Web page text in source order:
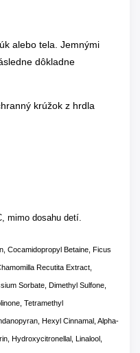
alebo tela. Jemnými
dôkladne
krúžok z hrdla
mimo dosahu detí.
Cocamidopropyl Betaine, Ficus
Recutita Extract,
Sorbate, Dimethyl Sulfone,
Tetramethyl
Hexyl Cinnamal, Alpha-
Hydroxycitronellal, Linalool,